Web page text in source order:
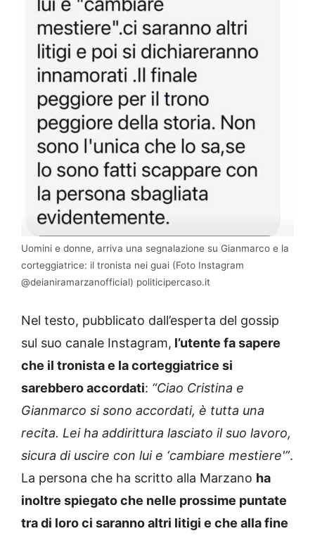
Uomini e donne, arriva una segnalazione su Gianmarco e la
corteggiatrice: il tronista nei guai (Foto Instagram
@deianiramarzanofficial) politicipercaso.it
Nel testo, pubblicato dall’esperta del gossip
sul suo canale Instagram, l’utente fa sapere
che il tronista e la corteggiatrice si
sarebbero accordati: “Ciao Cristina e
Gianmarco si sono accordati, è tutta una
recita. Lei ha addirittura lasciato il suo lavoro,
sicura di uscire con lui e ‘cambiare mestiere'”.
La persona che ha scritto alla Marzano ha
inoltre spiegato che nelle prossime puntate
tra di loro ci saranno altri litigi e che alla fine